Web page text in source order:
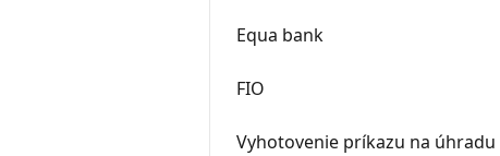
Equa bank
FIO
Vyhotovenie príkazu na